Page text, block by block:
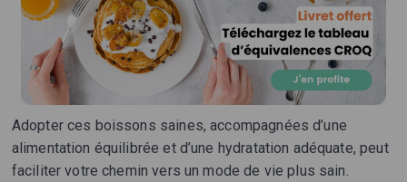
Adopter ces boissons saines, accompagnées d’une
alimentation équilibrée et d’une hydratation adéquate, peut
faciliter votre chemin vers un mode de vie plus sain.